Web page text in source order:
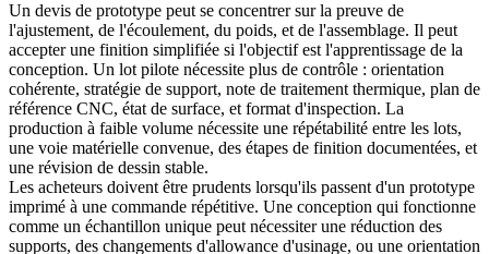
Un devis de prototype peut se concentrer sur la preuve de
l'ajustement, de l'écoulement, du poids, et de l'assemblage. Il peut
accepter une finition simplifiée si l'objectif est l'apprentissage de la
conception. Un lot pilote nécessite plus de contrôle : orientation
cohérente, stratégie de support, note de traitement thermique, plan de
référence CNC, état de surface, et format d'inspection. La
production à faible volume nécessite une répétabilité entre les lots,
une voie matérielle convenue, des étapes de finition documentées, et
une révision de dessin stable.
Les acheteurs doivent être prudents lorsqu'ils passent d'un prototype
imprimé à une commande répétitive. Une conception qui fonctionne
comme un échantillon unique peut nécessiter une réduction des
supports, des changements d'allowance d'usinage, ou une orientation